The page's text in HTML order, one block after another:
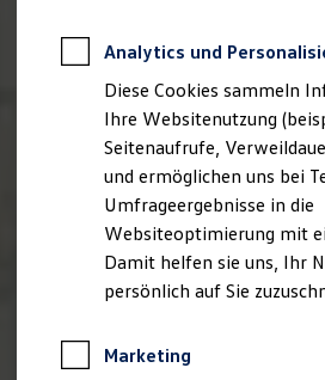
Professional Class bei
Behörden
Direktkunden
Sonderfahrzeuge
Anpfiff zum Gewinn
Elektromobilität
Elektroautos
ID. Tutorials
Elektrofahrzeugkonzepte
ID. EVERY1
Reichweite
Rekuperation
Analytics und
Diese Cookies sammeln
Ihre Websitenutzung
Seitenaufrufe,
und ermöglichen uns bei
Umfrageergebnisse in die
Websiteoptimierung mit
Damit helfen sie uns, Ihr
persönlich auf Sie
Marketing